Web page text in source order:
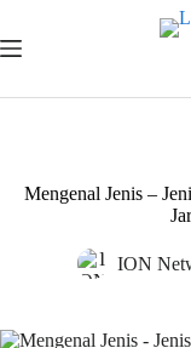
content
Mengenal Jenis –
ION